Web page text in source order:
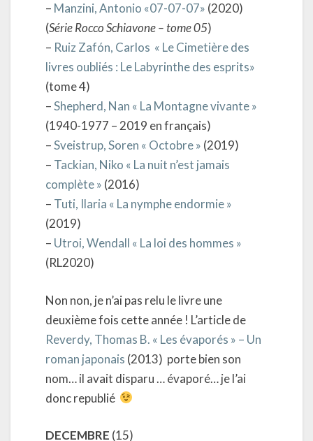
– Manzini, Antonio «07-07-07» (2020)
(Série Rocco Schiavone – tome 05)
– Ruiz Zafón, Carlos « Le Cimetière des
livres oubliés : Le Labyrinthe des esprits»
(tome 4)
–Shepherd, Nan « La Montagne vivante »
(1940-1977 – 2019 en français)
–Sveistrup, Soren « Octobre » (2019)
– Tackian, Niko « La nuit n’est jamais
complète » (2016)
– Tuti, Ilaria « La nymphe endormie »
(2019)
– Utroi, Wendall « La loi des hommes »
(RL2020)
Non non, je n’ai pas relu le livre une
deuxième fois cette année ! L’article de
Reverdy, Thomas B. « Les évaporés » – Un
roman japonais (2013) porte bien son
nom… il avait disparu … évaporé… je l’ai
donc republié
DECEMBRE (15)